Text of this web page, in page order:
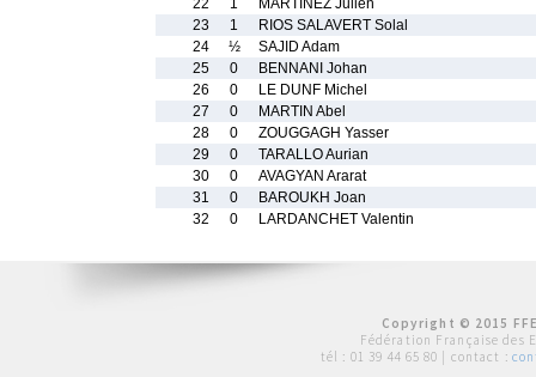
22
1
MARTINEZ Julien
23
1
RIOS SALAVERT Solal
24
½
SAJID Adam
25
0
BENNANI Johan
26
0
LE DUNF Michel
27
0
MARTIN Abel
28
0
ZOUGGAGH Yasser
29
0
TARALLO Aurian
30
0
AVAGYAN Ararat
31
0
BAROUKH Joan
32
0 LARDANCHET Valentin
Copyright © 2015
Fédération Française des
tél : 01 39 44 65 80 | contact :